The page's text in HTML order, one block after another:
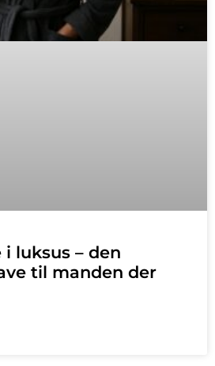
luksus – den
til manden der